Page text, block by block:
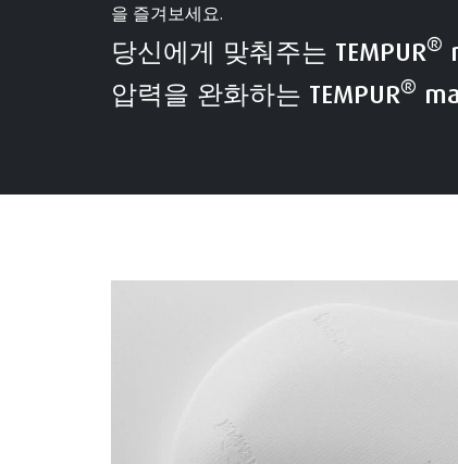
을 즐겨보세요.
당신에게 맞춰주는 TEMPUR®
압력을 완화하는 TEMPUR®